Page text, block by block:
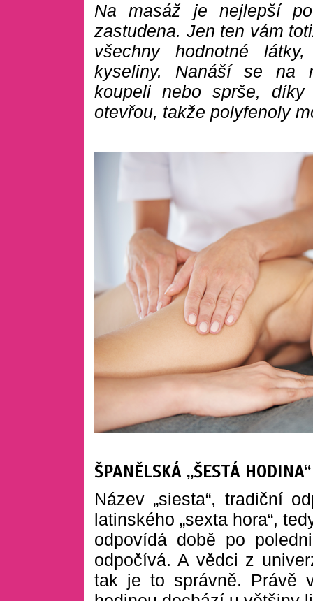
Na masáž je nejlepší
zastudena. Jen ten vám
všechny hodnotné
kyseliny. Nanáší se na
koupeli nebo sprše,
otevřou, takže polyfenoly
ŠPANĚLSKÁ „ŠESTÁ
Název „siesta“, tradiční
latinského „sexta hora“,
odpovídá době po
odpočívá. A vědci z
tak je to správně. Právě